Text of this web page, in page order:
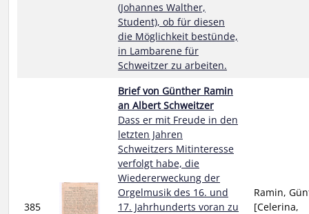
(Johannes Walther,
Student), ob für diesen
die Möglichkeit bestünde,
in Lambarene für
Schweitzer zu arbeiten.
385
Brief von Günther Ramin
an Albert Schweitzer
Dass er mit Freude in den
letzten Jahren
Schweitzers Mitinteresse
verfolgt habe, die
Wiedererweckung der
Orgelmusik des 16. und
17. Jahrhunderts voran zu
Ramin,
[Celerina,